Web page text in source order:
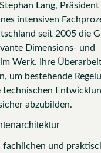
Lang, Präsident
intensiven
seit 2005 die
Dimensions- und
Werk. Ihre
um bestehende
technischen
abzubilden.
und